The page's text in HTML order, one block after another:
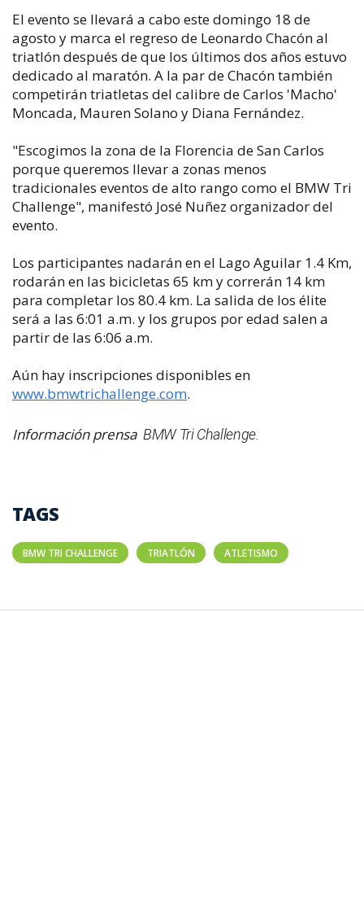
El evento se llevará a cabo este domingo 18 de
agosto y marca el regreso de Leonardo Chacón al
triatlón después de que los últimos dos años estuvo
dedicado al maratón. A la par de Chacón también
competirán triatletas del calibre de Carlos 'Macho'
Moncada, Mauren Solano y Diana Fernández.
"Escogimos la zona de la Florencia de San Carlos
porque queremos llevar a zonas menos
tradicionales eventos de alto rango como el BMW Tri
Challenge", manifestó José Nuñez organizador del
evento.
Los participantes nadarán en el Lago Aguilar 1.4 Km,
rodarán en las bicicletas 65 km y correrán 14 km
para completar los 80.4 km. La salida de los élite
será a las 6:01 a.m. y los grupos por edad salen a
partir de las 6:06 a.m.
Aún hay inscripciones disponibles en
www.bmwtrichallenge.com.
Información prensa BMW Tri Challenge.
TAGS
BMW TRI CHALLENGE TRIATLÓN ATLETISMO